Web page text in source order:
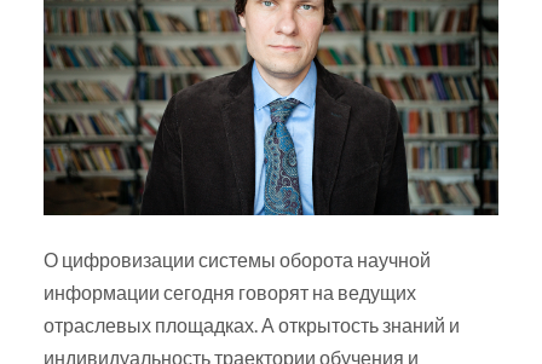
О цифровизации системы оборота научной
информации сегодня говорят на ведущих
отраслевых площадках. А открытость знаний и
индивидуальность траектории обучения и